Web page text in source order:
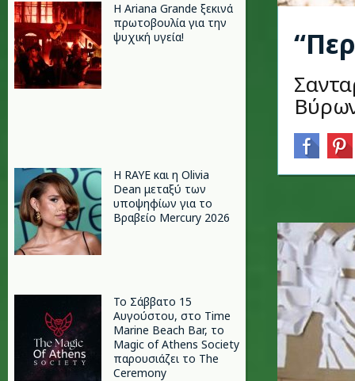
Η Ariana Grande ξεκινά
πρωτοβουλία για την
ψυχική υγεία!
Η RAYE και η Olivia
Dean μεταξύ των
υποψηφίων για το
Βραβείο Mercury 2026
Το Σάββατο 15
Αυγούστου, στο Time
Marine Beach Bar, το
Magic of Athens Society
παρουσιάζει το The
Ceremony